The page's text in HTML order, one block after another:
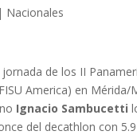
Nacionales
jornada de los II
America) en Mérida/
Ignacio Sambucetti
del decathlon con